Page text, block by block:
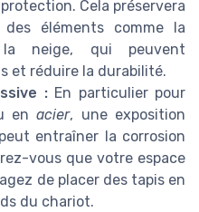
Cela préservera
des éléments comme la
neige, qui peuvent
et réduire la durabilité.
:En particulier pour
enacier, une exposition
entraîner la corrosion
vous que votre espace
de placer des tapis en
du chariot.